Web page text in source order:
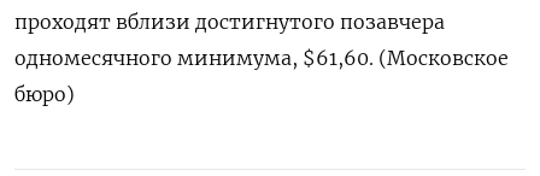
проходят вблизи достигнутого позавчера
одномесячного минимума, $61,60. (Московское
бюро)